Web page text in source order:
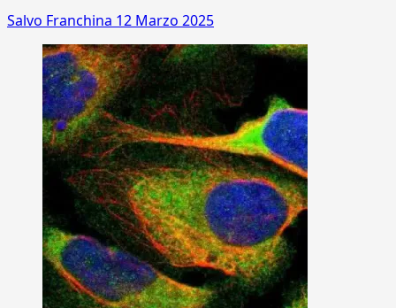
Salvo Franchina 12 Marzo 2025